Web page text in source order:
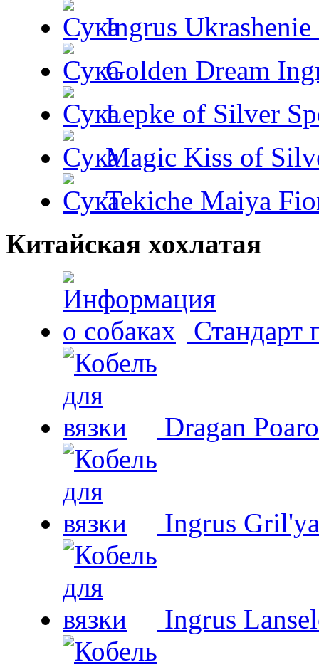
Ingrus Ukrashenie
Golden Dream
Lepke of Silver
Magic Kiss of
Tekiche Maiya
Китайская хохлатая
Dragan
Ingrus
Ingrus